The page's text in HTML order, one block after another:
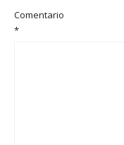
Comentario
*